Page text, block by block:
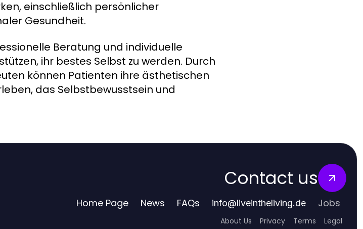
einschließlich persönlicher
Gesundheit.
Beratung und individuelle
ihr bestes Selbst zu werden. Durch
können Patienten ihre ästhetischen
das Selbstbewusstsein und
Contact us
Home Page News FAQs info@liveintheliving.de Jobs
About Us Privacy Terms Legal